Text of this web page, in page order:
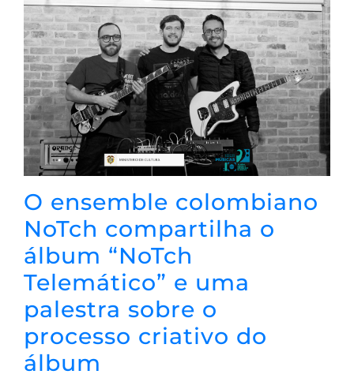
O ensemble colombiano
NoTch compartilha o
álbum “NoTch
Telemático” e uma
palestra sobre o
processo criativo do
álbum